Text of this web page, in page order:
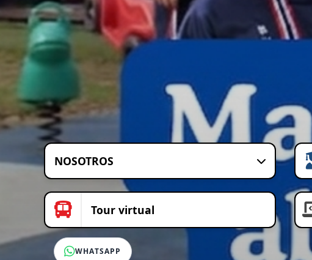
NOSOTROS
Tour virtual
WHATSAPP